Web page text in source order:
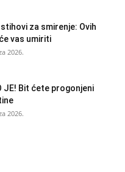
za smirenje: Ovih
vas umiriti
2026.
JE! Bit ćete progonjeni
2026.